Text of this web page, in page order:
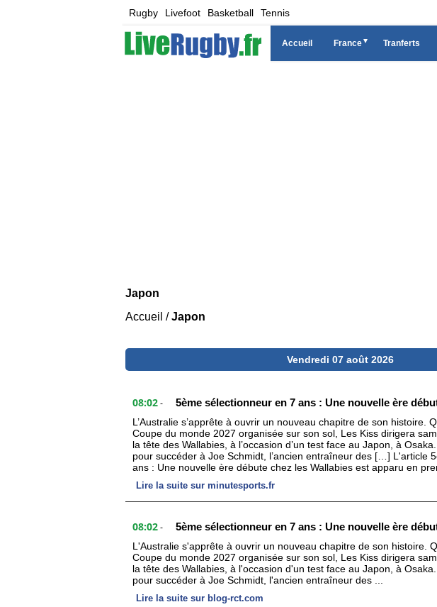
Rugby Livefoot Basketball Tennis
Accueil France Tranferts
Japon
Accueil /Japon
Vendredi 07 août 2026
08:02 - 5ème sélectionneur en 7 ans : Une nouvelle ère
L’Australie s’apprête à ouvrir un nouveau chapitre de son histoire.
Coupe du monde 2027 organisée sur son sol, Les Kiss dirigera
la tête des Wallabies, à l’occasion d’un test face au Japon, à
pour succéder à Joe Schmidt, l’ancien entraîneur des […] L'article
ans : Une nouvelle ère débute chez les Wallabies est apparu en
Lire la suite sur minutesports.fr
08:02 - 5ème sélectionneur en 7 ans : Une nouvelle ère
L'Australie s'apprête à ouvrir un nouveau chapitre de son histoire.
Coupe du monde 2027 organisée sur son sol, Les Kiss dirigera
la tête des Wallabies, à l'occasion d'un test face au Japon, à
pour succéder à Joe Schmidt, l'ancien entraîneur des ...
Lire la suite sur blog-rct.com